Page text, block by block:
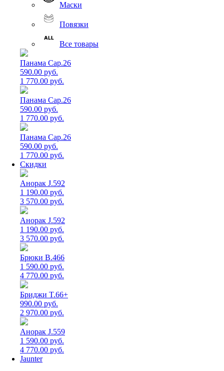
Маски
Повязки
Все товары
Панама Cap.26
590.00 руб.
1 770.00 руб.
Панама Cap.26
590.00 руб.
1 770.00 руб.
Панама Cap.26
590.00 руб.
1 770.00 руб.
Скидки
Анорак J.592
1 190.00 руб.
3 570.00 руб.
Анорак J.592
1 190.00 руб.
3 570.00 руб.
Брюки B.466
1 590.00 руб.
4 770.00 руб.
Бриджи T.66+
990.00 руб.
2 970.00 руб.
Анорак J.559
1 590.00 руб.
4 770.00 руб.
Jaunter